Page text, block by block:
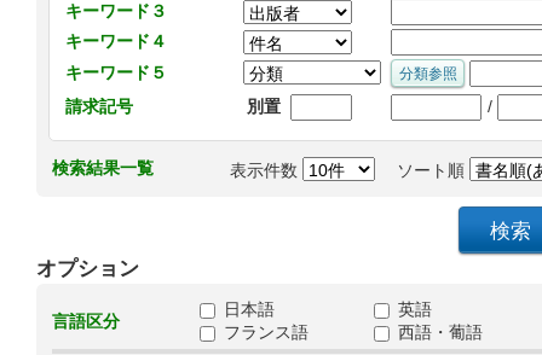
キーワード３
キーワード４
キーワード５
請求記号
別置 /
検索結果一覧 表示件数 ソート順
オプション
言語区分
日本語
英語
フランス語
西語・葡語